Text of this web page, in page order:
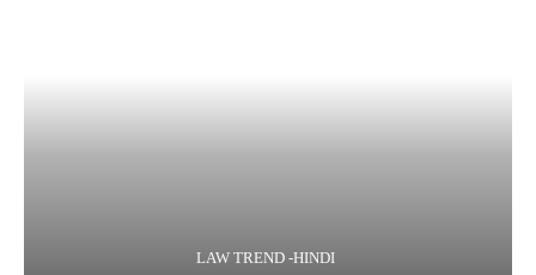
LAW TREND -HINDI